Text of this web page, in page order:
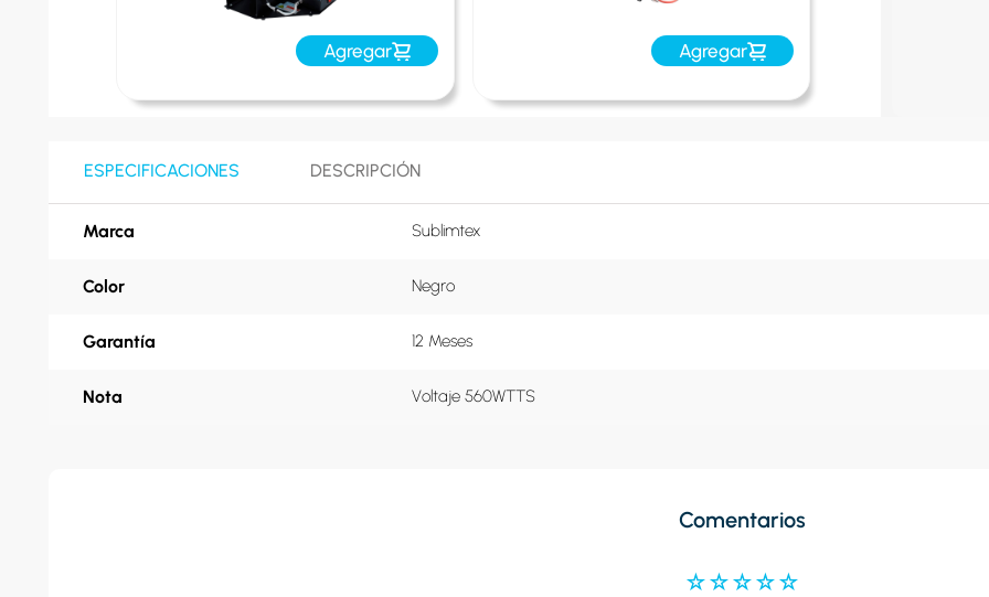
Agregar Agregar
ESPECIFICACIONES DESCRIPCIÓN
Marca Sublimtex
Color Negro
Garantía 12 Meses
Nota Voltaje 560WTTS
Comentarios
☆☆☆☆☆